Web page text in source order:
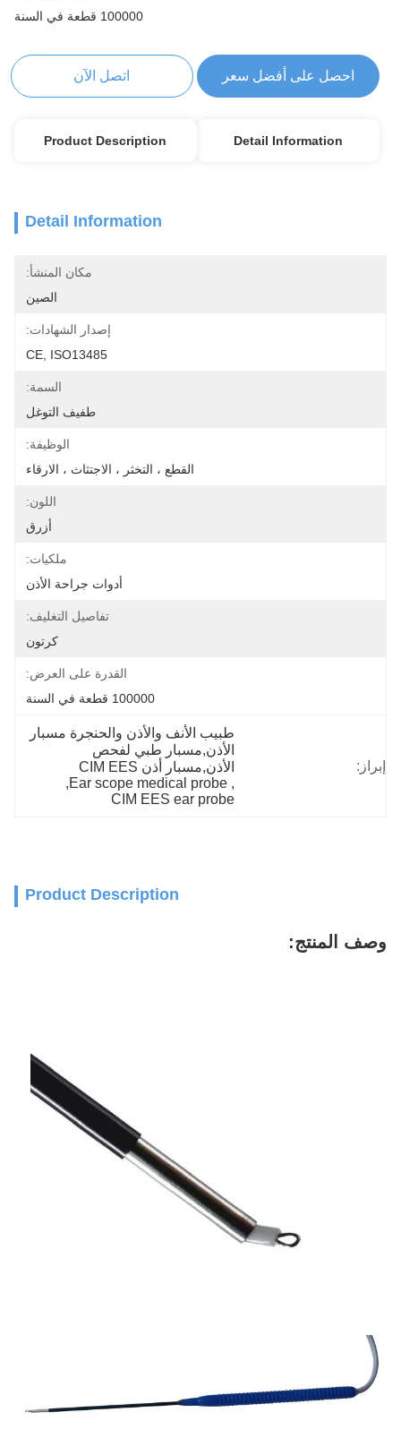
100000 قطعة في السنة
احصل على أفضل سعر اتصل الآن
Detail Information
Product Description
Detail Information
مكان المنشأ:
الصين
إصدار الشهادات:
CE, ISO13485
السمة:
طفيف التوغل
الوظيفة:
القطع ، التخثر ، الاجتثاث ، الارقاء
اللون:
أزرق
ملكيات:
أدوات جراحة الأذن
تفاصيل التغليف:
كرتون
القدرة على العرض:
100000 قطعة في السنة
إبراز:
طبيب الأنف والأذن والحنجرة مسبار
الأذن,مسبار طبي لفحص
الأذن,مسبار أذن CIM EES
,
Ear scope medical probe
,
CIM EES ear probe
Product Description
وصف المنتج: